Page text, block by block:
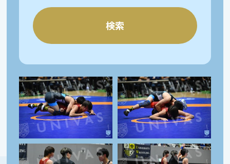
検索